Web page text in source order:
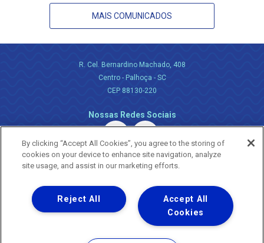
MAIS COMUNICADOS
R. Cel. Bernardino Machado, 408
Centro - Palhoça - SC
CEP 88130-220
Nossas Redes Sociais
Uma empresa
Copyright ® 2026 - Todos os Direitos Reservados.
Nossa natureza movimenta a vida
By clicking “Accept All Cookies”, you agree to the storing of
cookies on your device to enhance site navigation, analyze
site usage, and assist in our marketing efforts.
Accept All
Cookies
Reject All